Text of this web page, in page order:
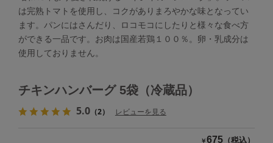
は完熟トマトを使用し、コクがありまろやかな味となってい
ます。パンにはさんだり、ロコモコにしたりと様々な食べ方
ができる一品です。お肉は国産若鶏１００％。卵・乳成分は
使用しておりません。
チキンハンバーグ 5袋（冷蔵品）
5.0（2） レビューを見る
￥675 （税込）